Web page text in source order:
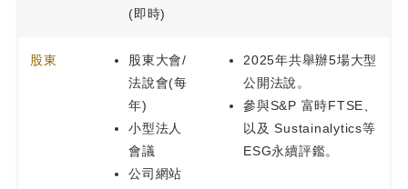
(即時)
股東
股東大會/
法說會(每
年)
小型法人
會議
公司網站
2025年共舉辦5場大型
公開法說。
參與S&P 富時FTSE、
以及 Sustainalytics等
ESG永續評鑑。